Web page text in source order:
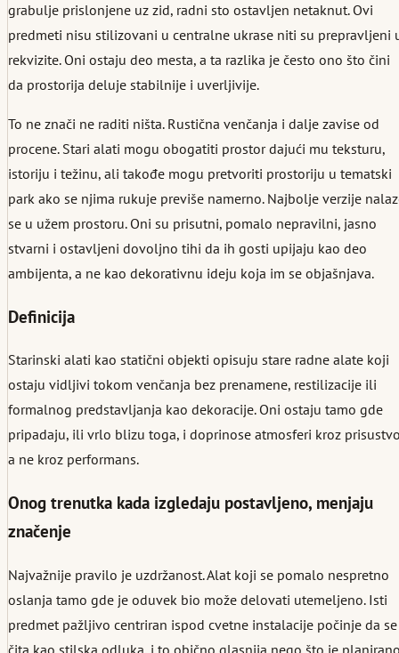
grabulje prislonjene uz zid, radni sto ostavljen netaknut. Ovi
predmeti nisu stilizovani u centralne ukrase niti su prepravljeni
rekvizite. Oni ostaju deo mesta, a ta razlika je često ono što čini
da prostorija deluje stabilnije i uverljivije.
To ne znači ne raditi ništa. Rustična venčanja i dalje zavise od
procene. Stari alati mogu obogatiti prostor dajući mu teksturu,
istoriju i težinu, ali takođe mogu pretvoriti prostoriju u tematski
park ako se njima rukuje previše namerno. Najbolje verzije
se u užem prostoru. Oni su prisutni, pomalo nepravilni, jasno
stvarni i ostavljeni dovoljno tihi da ih gosti upijaju kao deo
ambijenta, a ne kao dekorativnu ideju koja im se objašnjava.
Definicija
Starinski alati kao statični objekti opisuju stare radne alate koji
ostaju vidljivi tokom venčanja bez prenamene, restilizacije ili
formalnog predstavljanja kao dekoracije. Oni ostaju tamo gde
pripadaju, ili vrlo blizu toga, i doprinose atmosferi kroz
a ne kroz performans.
Onog trenutka kada izgledaju postavljeno, menjaju
značenje
Najvažnije pravilo je uzdržanost. Alat koji se pomalo nespretno
oslanja tamo gde je oduvek bio može delovati utemeljeno. Isti
predmet pažljivo centriran ispod cvetne instalacije počinje da se
čita kao stilska odluka, i to obično glasnija nego što je